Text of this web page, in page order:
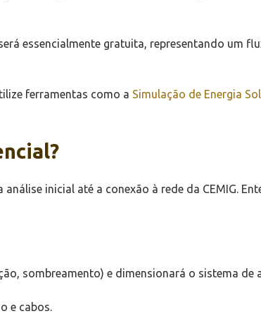
essencialmente gratuita, representando um
ferramentas como a Simulação de Energia
inicial até a conexão à rede da CEMIG.
sombreamento) e dimensionará o sistema de
e cabos.